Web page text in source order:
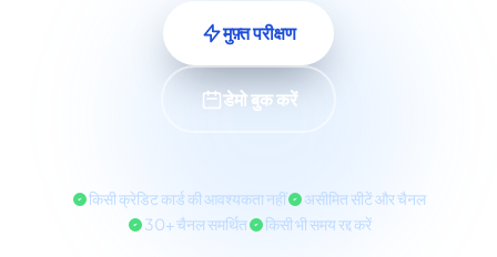
मुफ़्त परीक्षण
डेमो बुक करें
किसी क्रेडिट कार्ड की आवश्यकता नहीं
असीमित सीटें और चैनल
30+ चैनल समर्थित
किसी भी समय रद्द करें